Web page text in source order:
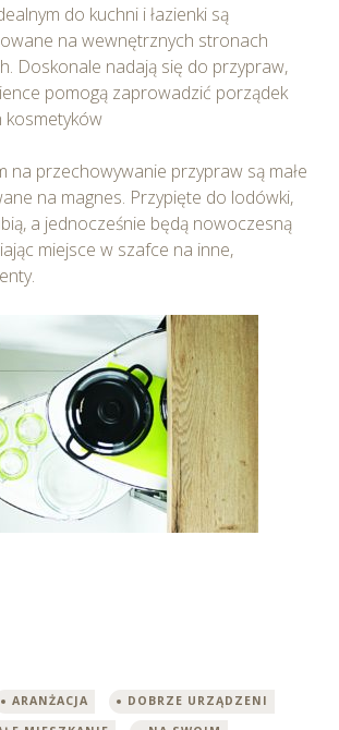
do kuchni i łazienki są
na wewnętrznych stronach
Doskonale nadają się do przypraw,
pomogą zaprowadzić porządek
na przechowywanie przypraw są małe
na magnes. Przypięte do lodówki,
a jednocześnie będą nowoczesną
miejsce w szafce na inne,
ARANŻACJA
DOBRZE URZĄDZENI